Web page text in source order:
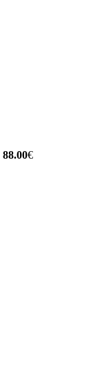
88.00€